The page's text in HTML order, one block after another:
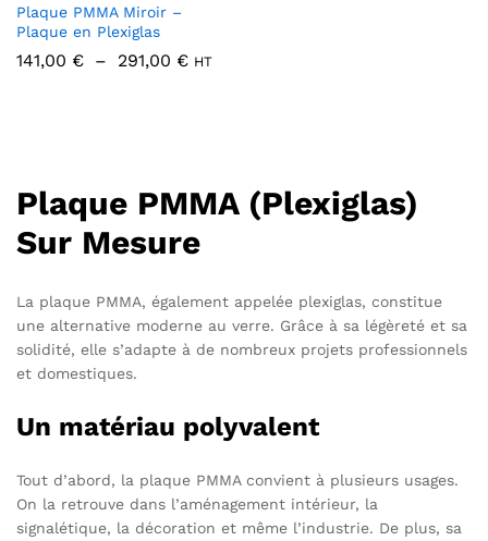
Plaque PMMA Miroir –
Plaque en Plexiglas
141,00 € – 291,00 €Plage
HT
Plaque PMMA (Plexiglas)
Sur Mesure
La plaque PMMA, également appelée plexiglas, constitue
une alternative moderne au verre. Grâce à sa légèreté et sa
solidité, elle s’adapte à de nombreux projets professionnels
et domestiques.
Un matériau polyvalent
Tout d’abord, la plaque PMMA convient à plusieurs usages.
On la retrouve dans l’aménagement intérieur, la
signalétique, la décoration et même l’industrie. De plus, sa